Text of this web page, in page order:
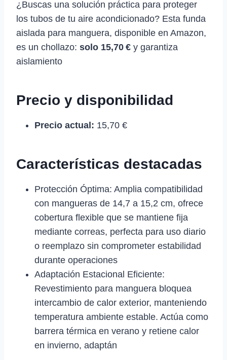
¿Buscas una solución práctica para proteger
los tubos de tu aire acondicionado? Esta funda
aislada para manguera, disponible en Amazon,
es un chollazo: solo 15,70 € y garantiza
aislamiento
Precio y disponibilidad
Precio actual: 15,70 €
Características destacadas
Protección Óptima: Amplia compatibilidad
con mangueras de 14,7 a 15,2 cm, ofrece
cobertura flexible que se mantiene fija
mediante correas, perfecta para uso diario
o reemplazo sin comprometer estabilidad
durante operaciones
Adaptación Estacional Eficiente:
Revestimiento para manguera bloquea
intercambio de calor exterior, manteniendo
temperatura ambiente estable. Actúa como
barrera térmica en verano y retiene calor
en invierno, adaptán